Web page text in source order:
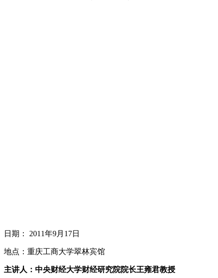
日期： 2011年9月17日
地点：重庆工商大学翠林宾馆
主讲人：中央财经大学财经研究院院长王雍君教授